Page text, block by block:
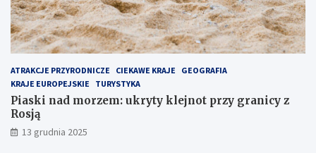
e
j
s
z
e
m
i
e
j
s
c
y
z
R
o
s
j
ą
ATRAKCJE PRZYRODNICZE CIEKAWE KRAJE
GEOGRAFIA
KRAJE EUROPEJSKIE
TURYSTYKA
Piaski nad morzem: ukryty klejnot przy granicy z
Rosją
13 grudnia 2025